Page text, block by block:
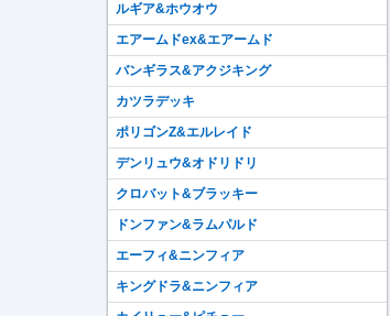
ルギア&ホウオウ
エアームドex&エアームド
バンギラス&アクジキング
カツラデッキ
ポリゴンZ&エルレイド
デンリュウ&オドリドリ
クロバット&ブラッキー
ドンファン&ラムパルド
エーフィ&ニンフィア
キングドラ&ニンフィア